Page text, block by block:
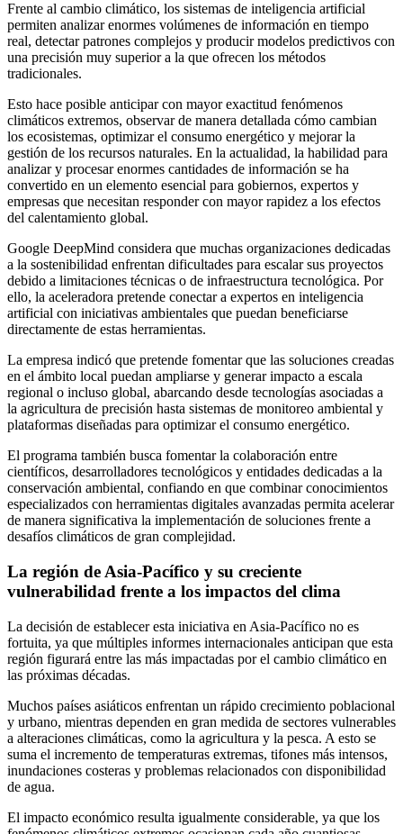
Frente al cambio climático, los sistemas de inteligencia artificial
permiten analizar enormes volúmenes de información en tiempo
real, detectar patrones complejos y producir modelos predictivos con
una precisión muy superior a la que ofrecen los métodos
tradicionales.
Esto hace posible anticipar con mayor exactitud fenómenos
climáticos extremos, observar de manera detallada cómo cambian
los ecosistemas, optimizar el consumo energético y mejorar la
gestión de los recursos naturales. En la actualidad, la habilidad para
analizar y procesar enormes cantidades de información se ha
convertido en un elemento esencial para gobiernos, expertos y
empresas que necesitan responder con mayor rapidez a los efectos
del calentamiento global.
Google DeepMind considera que muchas organizaciones dedicadas
a la sostenibilidad enfrentan dificultades para escalar sus proyectos
debido a limitaciones técnicas o de infraestructura tecnológica. Por
ello, la aceleradora pretende conectar a expertos en inteligencia
artificial con iniciativas ambientales que puedan beneficiarse
directamente de estas herramientas.
La empresa indicó que pretende fomentar que las soluciones creadas
en el ámbito local puedan ampliarse y generar impacto a escala
regional o incluso global, abarcando desde tecnologías asociadas a
la agricultura de precisión hasta sistemas de monitoreo ambiental y
plataformas diseñadas para optimizar el consumo energético.
El programa también busca fomentar la colaboración entre
científicos, desarrolladores tecnológicos y entidades dedicadas a la
conservación ambiental, confiando en que combinar conocimientos
especializados con herramientas digitales avanzadas permita acelerar
de manera significativa la implementación de soluciones frente a
desafíos climáticos de gran complejidad.
La región de Asia-Pacífico y su creciente
vulnerabilidad frente a los impactos del clima
La decisión de establecer esta iniciativa en Asia-Pacífico no es
fortuita, ya que múltiples informes internacionales anticipan que esta
región figurará entre las más impactadas por el cambio climático en
las próximas décadas.
Muchos países asiáticos enfrentan un rápido crecimiento poblacional
y urbano, mientras dependen en gran medida de sectores vulnerables
a alteraciones climáticas, como la agricultura y la pesca. A esto se
suma el incremento de temperaturas extremas, tifones más intensos,
inundaciones costeras y problemas relacionados con disponibilidad
de agua.
El impacto económico resulta igualmente considerable, ya que los